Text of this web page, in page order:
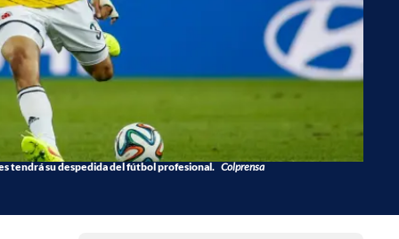
tendrá su despedida del fútbol profesional. Colprensa